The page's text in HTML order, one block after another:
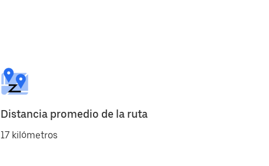
Distancia promedio de la ruta
17 kilómetros